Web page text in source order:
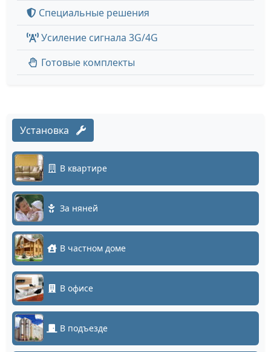
Специальные решения
Усиление сигнала 3G/4G
Готовые комплекты
Установка
В квартире
За няней
В частном доме
В офисе
В подъезде